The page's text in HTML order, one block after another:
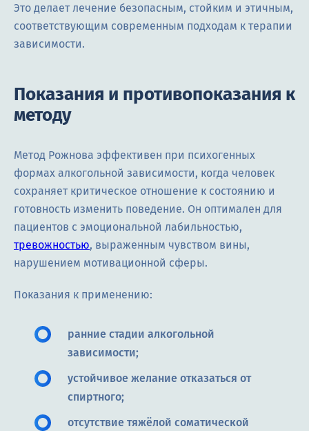
Это делает лечение безопасным, стойким и этичным,
соответствующим современным подходам к терапии
зависимости.
Показания и противопоказания к
методу
Метод Рожнова эффективен при психогенных
формах алкогольной зависимости, когда человек
сохраняет критическое отношение к состоянию и
готовность изменить поведение. Он оптимален для
пациентов с эмоциональной лабильностью,
тревожностью, выраженным чувством вины,
нарушением мотивационной сферы.
Показания к применению:
ранние стадии алкогольной
зависимости;
устойчивое желание отказаться от
спиртного;
отсутствие тяжёлой соматической